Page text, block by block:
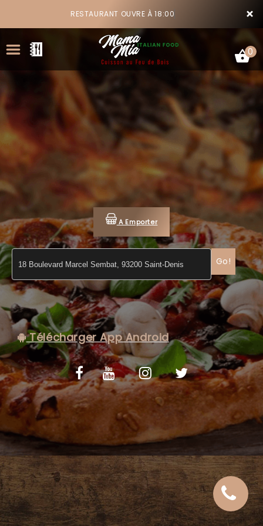
×
RESTAURANT OUVRE À 18:00
ACCUEIL
LA CARTE
VOTRE COMPTE
NOTRE RESTAURANT
VOS AVIS
MENTIONS LÉGALES
C.G.V
0
A Emporter
Go!
Télécharger App Android